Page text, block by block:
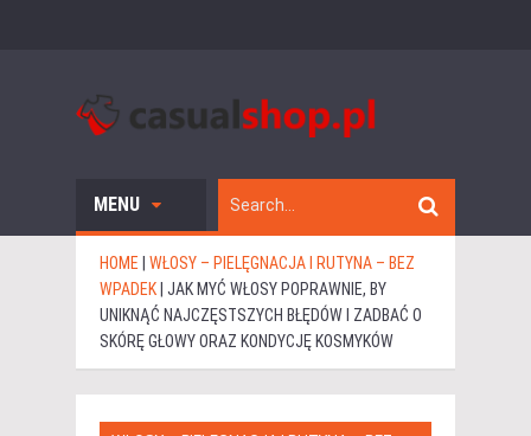
MENU
HOME
WŁOSY – PIELĘGNACJA I RUTYNA – BEZ
WPADEK JAK MYĆ WŁOSY POPRAWNIE, BY
UNIKNĄĆ NAJCZĘSTSZYCH BŁĘDÓW I ZADBAĆ O
SKÓRĘ GŁOWY ORAZ KONDYCJĘ KOSMYKÓW